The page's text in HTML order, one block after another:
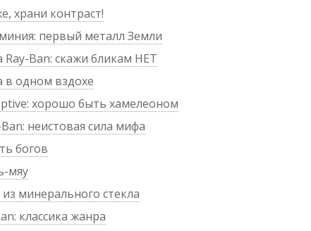
храни контраст!
первый металл Земли
Ban: скажи бликам НЕТ
в одном вздохе
хорошо быть хамелеоном
неистовая сила мифа
богов
мяу
минерального стекла
классика жанра